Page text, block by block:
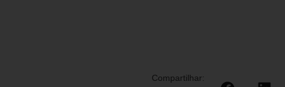
Compartilhar: